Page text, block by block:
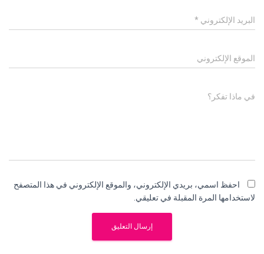
البريد الإلكتروني *
الموقع الإلكتروني
في ماذا تفكر؟
احفظ اسمي، بريدي الإلكتروني، والموقع الإلكتروني في هذا المتصفح
لاستخدامها المرة المقبلة في تعليقي.